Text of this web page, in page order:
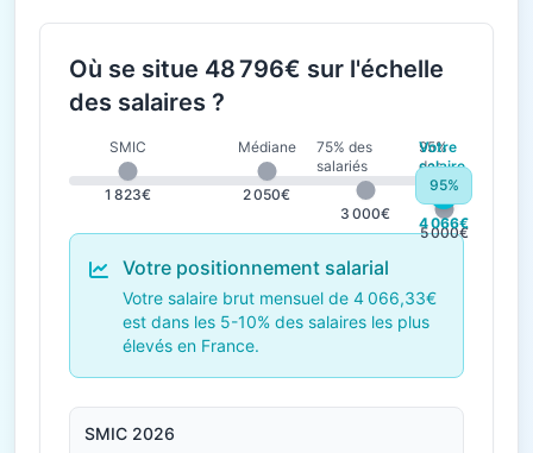
Où se situe 48 796€ sur l'échelle
des salaires ?
SMIC
1 823€
Médiane
2 050€
75% des
salariés
3 000€
95%
des
salariés
5 000€
Votre
salaire
4 066€
95%
Votre positionnement salarial
Votre salaire brut mensuel de 4 066,33€
est dans les 5-10% des salaires les plus
élevés en France.
SMIC 2026